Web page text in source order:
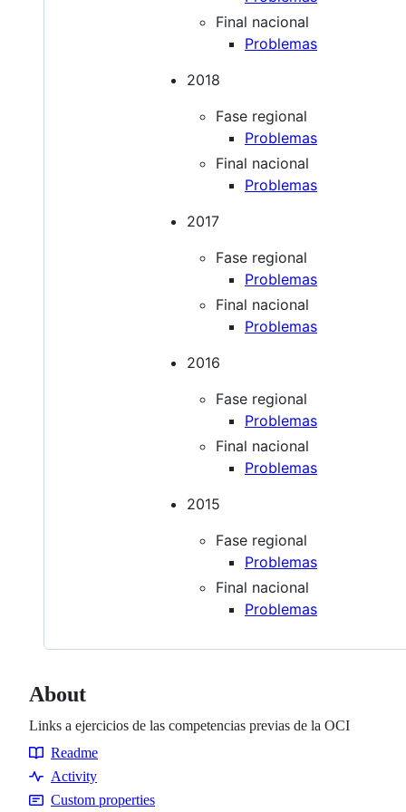
Final nacional
Problemas
2018
Fase regional
Problemas
Final nacional
Problemas
2017
Fase regional
Problemas
Final nacional
Problemas
2016
Fase regional
Problemas
Final nacional
Problemas
2015
Fase regional
Problemas
Final nacional
Problemas
About
Links a ejercicios de las competencias previas de la OCI
Resources
Readme
Activity
Custom properties